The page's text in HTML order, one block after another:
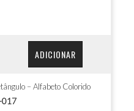
ADICIONAR
– Alfabeto Colorido
017